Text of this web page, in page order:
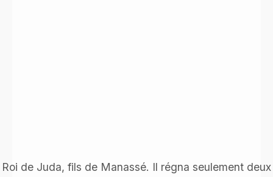
Roi de Juda, fils de Manassé. Il régna seulement deux